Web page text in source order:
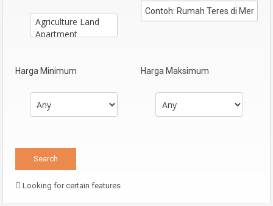
Harga Minimum Harga Maksimum
Looking for certain features